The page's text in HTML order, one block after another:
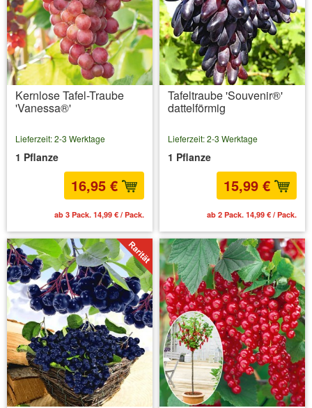
Kernlose Tafel-Traube
'Vanessa®'
Lieferzeit: 2-3 Werktage
1 Pflanze
16,95 €
ab 3 Pack. 14,99 € / Pack.
Tafeltraube 'Souvenir®'
dattelförmig
Lieferzeit: 2-3 Werktage
1 Pflanze
15,99 €
ab 2 Pack. 14,99 € / Pack.